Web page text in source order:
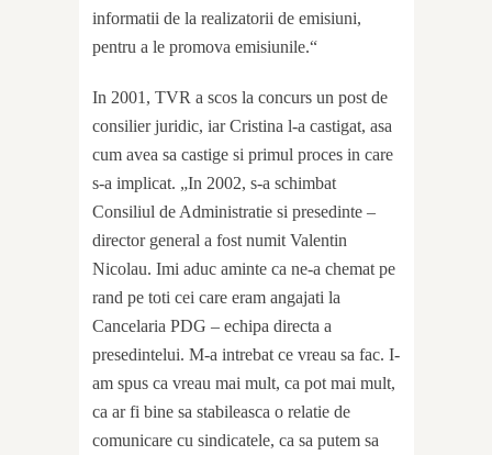
informatii de la realizatorii de emisiuni,
pentru a le promova emisiunile.“
In 2001, TVR a scos la concurs un post de
consilier juridic, iar Cristina l-a castigat, asa
cum avea sa castige si primul proces in care
s-a implicat. „In 2002, s-a schimbat
Consiliul de Administratie si presedinte –
director general a fost numit Valentin
Nicolau. Imi aduc aminte ca ne-a chemat pe
rand pe toti cei care eram angajati la
Cancelaria PDG – echipa directa a
presedintelui. M-a intrebat ce vreau sa fac. I-
am spus ca vreau mai mult, ca pot mai mult,
ca ar fi bine sa stabileasca o relatie de
comunicare cu sindicatele, ca sa putem sa